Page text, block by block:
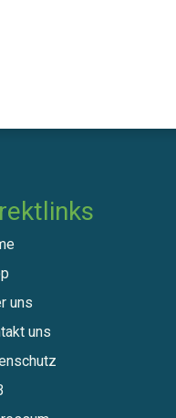
uns
uns